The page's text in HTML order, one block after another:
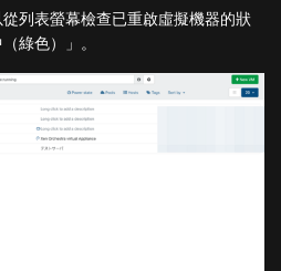
列表螢幕檢查已重啟虛擬機器的狀
綠色）」。